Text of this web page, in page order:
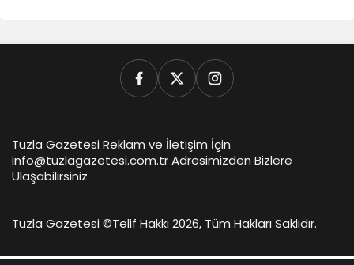
Tuzla Gazetesi Reklam ve İletişim İçin
info@tuzlagazetesi.com.tr Adresimizden Bizlere
Ulaşabilirsiniz
Tuzla Gazetesi ©Telif Hakkı 2026, Tüm Hakları Saklıdır.